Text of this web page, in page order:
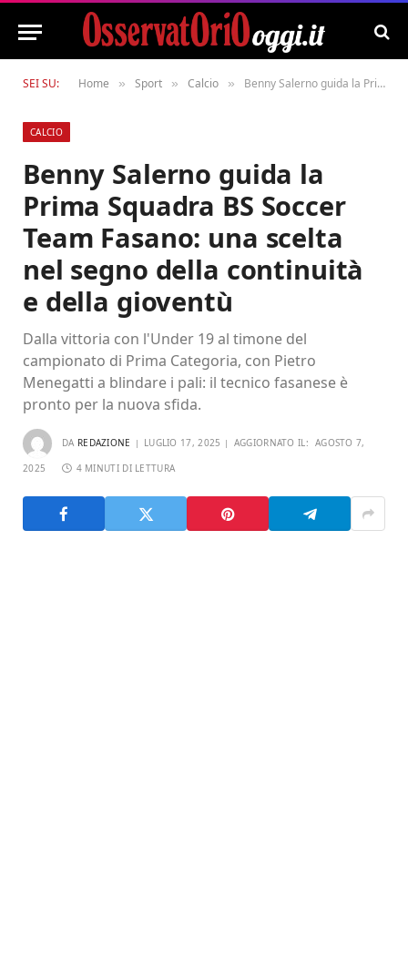
SEI SU: Home » Sport » Calcio » Benny Salerno guida la Prima Squadra BS Soccer Team Fasano: una scelta nel segno della continuità e della gioventù
CALCIO
Benny Salerno guida la
Prima Squadra BS Soccer
Team Fasano: una scelta
nel segno della continuità
e della gioventù
Dalla vittoria con l'Under 19 al timone del
campionato di Prima Categoria, con Pietro
Menegatti a blindare i pali: il tecnico fasanese è
pronto per la nuova sfida.
DA REDAZIONE LUGLIO 17, 2025 AGGIORNATO IL: AGOSTO 7,
2025 4 MINUTI DI LETTURA